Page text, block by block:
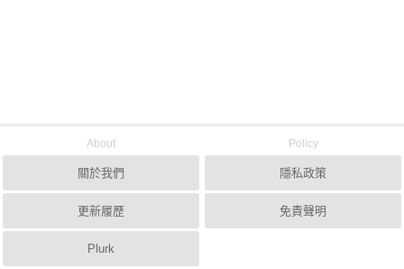
About
關於我們
更新履歷
Plurk
Policy
隱私政策
免責聲明